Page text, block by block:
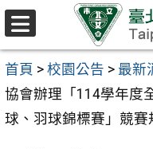
跳至主要內容區
首頁 > 校園公告 > 最新
協會辦理「114學年度
球、羽球錦標賽」競賽
選
單